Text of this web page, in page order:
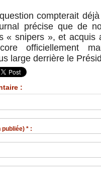
compterait
précise que de
« snipers », et
officiellement
large derrière le
:
* :